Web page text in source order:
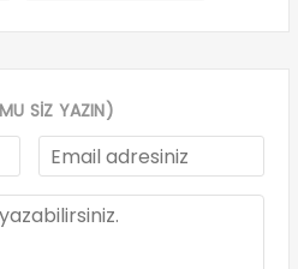
SİZ YAZIN)